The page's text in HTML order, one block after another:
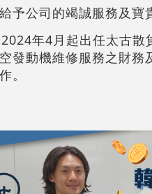
予公司的竭誠服務及寶
年4月起出任太古
發動機維修服務之財
。